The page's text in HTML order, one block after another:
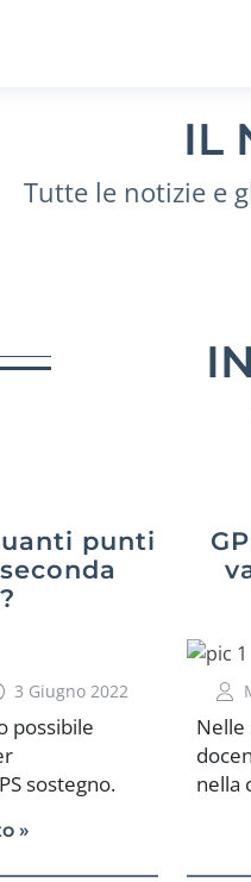
IL
Tutte le notizie e
punti
3 Giugno 2022
possibile
sostegno.
»
Nelle
nella